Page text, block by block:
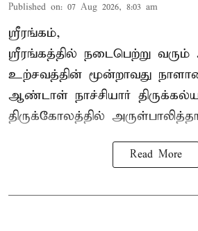
Published on: 07 Aug 2026, 8:03 am
ஸ்ரீரங்கம்,
ஸ்ரீரங்கத்தில் நடைபெற்று வரும்
உற்சவத்தின் மூன்றாவது
ஆண்டாள் நாச்சியார்
திருக்கோலத்தில்
Read More